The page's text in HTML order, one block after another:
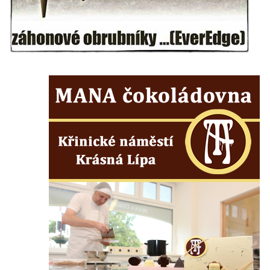
Pamětní deska Rumburské vzpoury na
Základní škole Tyršova v Rumburku
Socha Nepokořený v parku Rumburské
židovského hřbitova v Kovanicích
Pomník obětem válek v Kněževsi
Pamětní deska Rudé armádě na radnici v
Trutnově
Pomník obětem koncentračního tábora na
hřbitově v Rychnově u Jablonce nad Nisou